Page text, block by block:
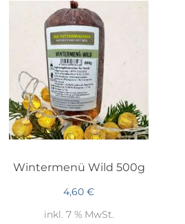
Wintermenü Wild 500g
4,60 €
inkl. 7 % MwSt.